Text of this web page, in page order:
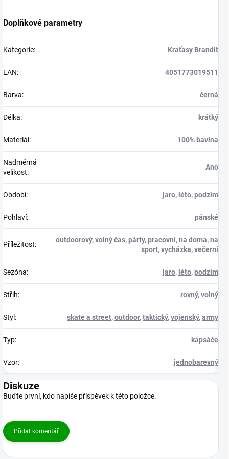
Doplňkové parametry
Kategorie: Kraťasy Brandit
EAN: 4051773019511
Barva: černá
Délka: krátký
Materiál : 100% bavlna
Nadměrná
velikost:
Ano
Období: jaro, léto, podzim
Pohlaví: pánské
Příležitost:
outdoorový, volný čas, párty, pracovní, na doma, na
sport, vycházka, večerní
Sezóna: jaro, léto,podzim
Střih: rovný, volný
Styl : skate a street,outdoor,taktický,vojenský,army
Typ: kapsáče
Vzor: jednobarevný
Diskuze
Buďte první, kdo napíše příspěvek k této položce.
Přidat komentář